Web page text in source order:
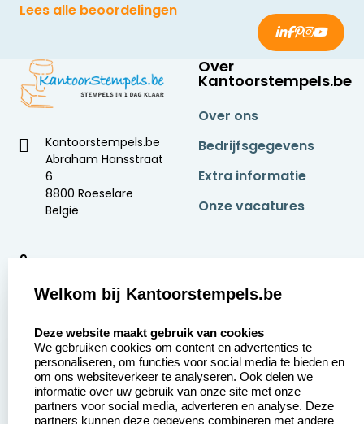
Lees alle beoordelingen
Kantoorstempels.be
Abraham Hansstraat
6
8800 Roeselare
België
9
Over
Kantoorstempels.be
Over ons
Bedrijfsgegevens
Extra informatie
Onze vacatures
Aanvraag op maat
Betaling &
Verzending
Contact opnemen
Veel gestelde vragen
Retourneren
Welkom bij Kantoorstempels.be
Deze website maakt gebruik van cookies
We gebruiken cookies om content en advertenties te
personaliseren, om functies voor social media te bieden en
om ons websiteverkeer te analyseren. Ook delen we
informatie over uw gebruik van onze site met onze
partners voor social media, adverteren en analyse. Deze
partners kunnen deze gegevens combineren met andere